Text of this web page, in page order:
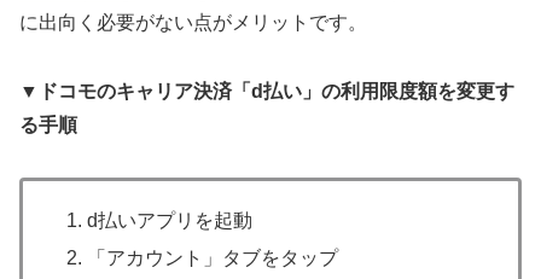
に出向く必要がない点がメリットです。
▼ドコモのキャリア決済「d払い」の利用限度額を変更す
る手順
d払いアプリを起動
「アカウント」タブをタップ